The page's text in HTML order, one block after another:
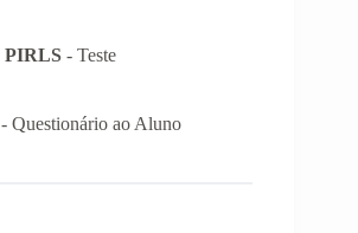
PIRLS - Teste
- Questionário ao Aluno